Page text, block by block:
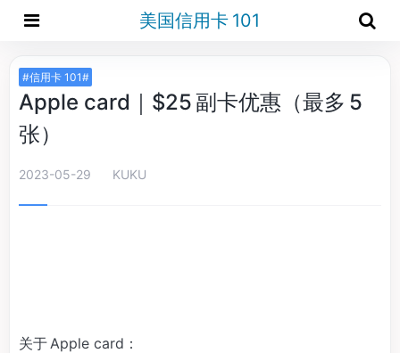
美国信用卡 101
#信用卡 101#
Apple card｜$25 副卡优惠（最多 5
张）
2023-05-29 KUKU
关于 Apple card：